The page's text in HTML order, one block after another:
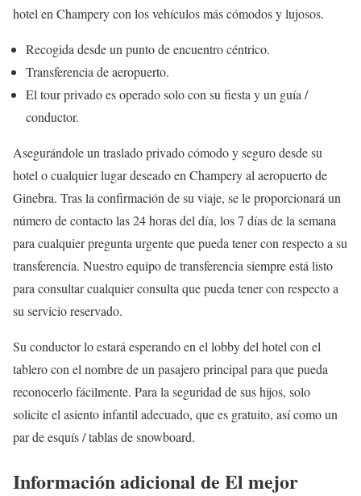
hotel en Champery con los vehículos más cómodos y lujosos.
Recogida desde un punto de encuentro céntrico.
Transferencia de aeropuerto.
El tour privado es operado solo con su fiesta y un guía /
conductor.
Asegurándole un traslado privado cómodo y seguro desde su
hotel o cualquier lugar deseado en Champery al aeropuerto de
Ginebra. Tras la confirmación de su viaje, se le proporcionará un
número de contacto las 24 horas del día, los 7 días de la semana
para cualquier pregunta urgente que pueda tener con respecto a su
transferencia. Nuestro equipo de transferencia siempre está listo
para consultar cualquier consulta que pueda tener con respecto a
su servicio reservado.
Su conductor lo estará esperando en el lobby del hotel con el
tablero con el nombre de un pasajero principal para que pueda
reconocerlo fácilmente. Para la seguridad de sus hijos, solo
solicite el asiento infantil adecuado, que es gratuito, así como un
par de esquís / tablas de snowboard.
Información adicional de El mejor